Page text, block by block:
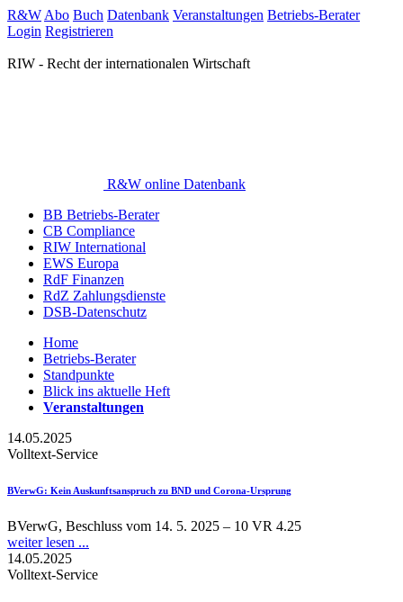
R&W Abo Buch Datenbank Veranstaltungen Betriebs-Berater
Login Registrieren
RIW - Recht der internationalen Wirtschaft
R&W online Datenbank
BB Betriebs-Berater
CB Compliance
RIW International
EWS Europa
RdF Finanzen
RdZ Zahlungsdienste
DSB-Datenschutz
Home
Betriebs-Berater
Standpunkte
Blick ins aktuelle Heft
Veranstaltungen
14.05.2025
Volltext-Service
BVerwG: Kein Auskunftsanspruch zu BND und Corona-Ursprung
BVerwG, Beschluss vom 14. 5. 2025 – 10 VR 4.25
weiter lesen ...
14.05.2025
Volltext-Service